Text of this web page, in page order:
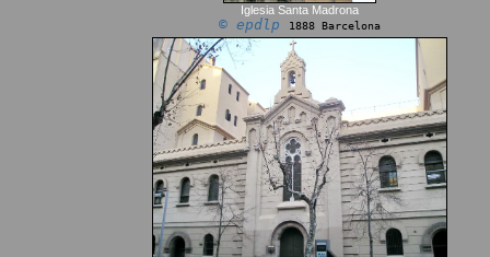
Iglesia Santa Madrona
© epdlp 1888 Barcelona